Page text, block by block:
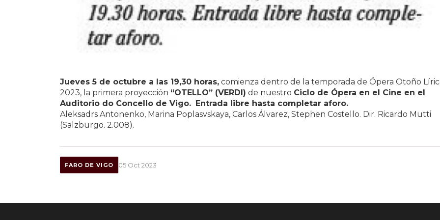
Jueves 5 de octubre a las 19,30 horas, comienza dentro de la temporada de Ópera Otoño
2023, la primera proyección “OTELLO” (VERDI) de nuestro Ciclo de Ópera en el Cine en el
Auditorio do Concello de Vigo. Entrada libre hasta completar aforo.
Aleksadrs Antonenko, Marina Poplasvskaya, Carlos Álvarez, Stephen Costello. Dir. Ricardo Mutti
(Salzburgo. 2.008).
FARO DE VIGO 05 Oct 2023